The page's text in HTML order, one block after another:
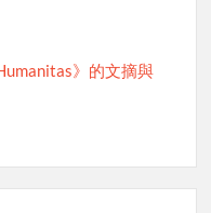
》的文摘與